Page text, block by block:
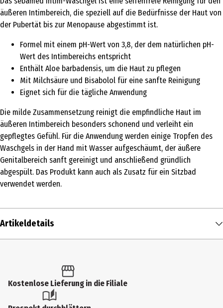
äußeren Intimbereich, die speziell auf die Bedürfnisse der Haut von
der Pubertät bis zur Menopause abgestimmt ist.
Formel mit einem pH-Wert von 3,8, der dem natürlichen pH-
Wert des Intimbereichs entspricht
Enthält Aloe barbadensis, um die Haut zu pflegen
Mit Milchsäure und Bisabolol für eine sanfte Reinigung
Eignet sich für die tägliche Anwendung
Die milde Zusammensetzung reinigt die empfindliche Haut im
äußeren Intimbereich besonders schonend und verleiht ein
gepflegtes Gefühl. Für die Anwendung werden einige Tropfen des
Waschgels in der Hand mit Wasser aufgeschäumt, der äußere
Genitalbereich sanft gereinigt und anschließend gründlich
abgespült. Das Produkt kann auch als Zusatz für ein Sitzbad
verwendet werden.
Artikeldetails
Produkttyp
Kostenlose Lieferung in die Filiale